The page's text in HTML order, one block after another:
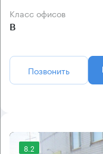
Класс офисов
B
Позвонить
8.2